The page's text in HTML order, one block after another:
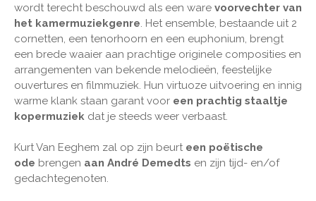
wordt terecht beschouwd als een ware voorvechter van
het kamermuziekgenre. Het ensemble, bestaande uit 2
cornetten, een tenorhoorn en een euphonium, brengt
een brede waaier aan prachtige originele composities en
arrangementen van bekende melodieën, feestelijke
ouvertures en filmmuziek. Hun virtuoze uitvoering en innig
warme klank staan garant voor een prachtig staaltje
kopermuziek dat je steeds weer verbaast.
Kurt Van Eeghem zal op zijn beurt een poëtische
ode brengen aan André Demedts en zijn tijd- en/of
gedachtegenoten.